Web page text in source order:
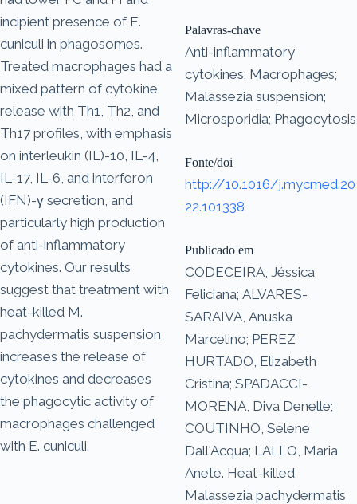
incipient presence of E.
cuniculi in phagosomes.
Treated macrophages had a
mixed pattern of cytokine
release with Th1, Th2, and
Th17 profiles, with emphasis
on interleukin (IL)-10, IL-4,
IL-17, IL-6, and interferon
(IFN)-γ secretion, and
particularly high production
of anti-inflammatory
cytokines. Our results
suggest that treatment with
heat-killed M.
pachydermatis suspension
increases the release of
cytokines and decreases
the phagocytic activity of
macrophages challenged
with E. cuniculi.
Palavras-chave
Anti-inflammatory
cytokines; Macrophages;
Malassezia suspension;
Microsporidia; Phagocytosis
Fonte/doi
http://10.1016/j.mycmed.20
22.101338
Publicado em
CODECEIRA, Jéssica
Feliciana; ALVARES-
SARAIVA, Anuska
Marcelino; PEREZ
HURTADO, Elizabeth
Cristina; SPADACCI-
MORENA, Diva Denelle;
COUTINHO, Selene
Dall'Acqua; LALLO, Maria
Anete. Heat-killed
Malassezia pachydermatis